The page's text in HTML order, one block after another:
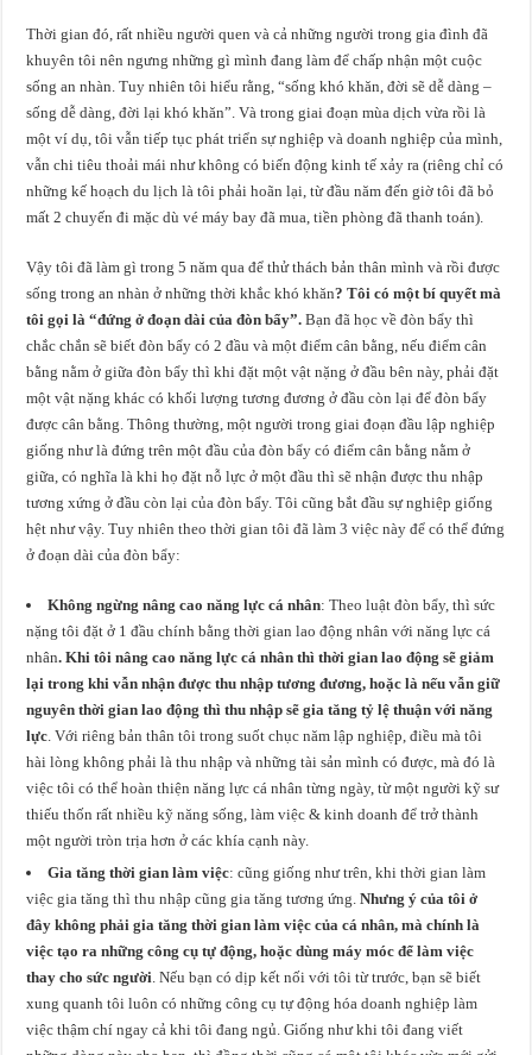
Thời gian đó, rất nhiều người quen và cả những người trong gia đình đã
khuyên tôi nên ngưng những gì mình đang làm để chấp nhận một cuộc
sống an nhàn. Tuy nhiên tôi hiểu rằng, “sống khó khăn, đời sẽ dễ dàng –
sống dễ dàng, đời lại khó khăn”. Và trong giai đoạn mùa dịch vừa rồi là
một ví dụ, tôi vẫn tiếp tục phát triển sự nghiệp và doanh nghiệp của mình,
vẫn chi tiêu thoải mái như không có biến động kinh tế xảy ra (riêng chỉ có
những kế hoạch du lịch là tôi phải hoãn lại, từ đầu năm đến giờ tôi đã bỏ
mất 2 chuyến đi mặc dù vé máy bay đã mua, tiền phòng đã thanh toán).
Vậy tôi đã làm gì trong 5 năm qua để thử thách bản thân mình và rồi được
sống trong an nhàn ở những thời khắc khó khăn? Tôi có một bí quyết mà
tôi gọi là “đứng ở đoạn dài của đòn bẩy”. Bạn đã học về đòn bẩy thì
chắc chắn sẽ biết đòn bẩy có 2 đầu và một điểm cân bằng, nếu điểm cân
bằng nằm ở giữa đòn bẩy thì khi đặt một vật nặng ở đầu bên này, phải đặt
một vật nặng khác có khối lượng tương đương ở đầu còn lại để đòn bẩy
được cân bằng. Thông thường, một người trong giai đoạn đầu lập nghiệp
giống như là đứng trên một đầu của đòn bẩy có điểm cân bằng nằm ở
giữa, có nghĩa là khi họ đặt nỗ lực ở một đầu thì sẽ nhận được thu nhập
tương xứng ở đầu còn lại của đòn bẩy. Tôi cũng bắt đầu sự nghiệp giống
hệt như vậy. Tuy nhiên theo thời gian tôi đã làm 3 việc này để có thể đứng
ở đoạn dài của đòn bẩy:
Không ngừng nâng cao năng lực cá nhân: Theo luật đòn bẩy, thì sức
nặng tôi đặt ở 1 đầu chính bằng thời gian lao động nhân với năng lực cá
nhân. Khi tôi nâng cao năng lực cá nhân thì thời gian lao động sẽ giảm
lại trong khi vẫn nhận được thu nhập tương đương, hoặc là nếu vẫn giữ
nguyên thời gian lao động thì thu nhập sẽ gia tăng tỷ lệ thuận với năng
lực. Với riêng bản thân tôi trong suốt chục năm lập nghiệp, điều mà tôi
hài lòng không phải là thu nhập và những tài sản mình có được, mà đó là
việc tôi có thể hoàn thiện năng lực cá nhân từng ngày, từ một người kỹ sư
thiếu thốn rất nhiều kỹ năng sống, làm việc & kinh doanh để trở thành
một người tròn trịa hơn ở các khía cạnh này.
Gia tăng thời gian làm việc: cũng giống như trên, khi thời gian làm
việc gia tăng thì thu nhập cũng gia tăng tương ứng.Nhưng ý của tôi ở
đây không phải gia tăng thời gian làm việc của cá nhân, mà chính là
việc tạo ra những công cụ tự động, hoặc dùng máy móc để làm việc
thay cho sức người. Nếu bạn có dịp kết nối với tôi từ trước, bạn sẽ biết
xung quanh tôi luôn có những công cụ tự động hóa doanh nghiệp làm
việc thậm chí ngay cả khi tôi đang ngủ. Giống như khi tôi đang viết